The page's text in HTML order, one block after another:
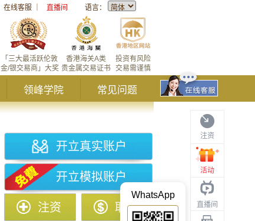
在线客服 直播间 语言：
投资有风险
交易需谨慎
香港海关A类
贵金属交易证书
「三大最活跃伦敦
金/银交易商」大奖
领峰学院 常见问题
注资
活动
直播间
WhatsApp
开立真实账户
开立模拟账户
注资 取款